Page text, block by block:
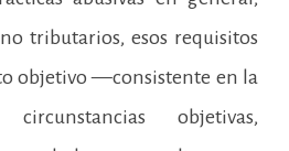
tributarios, esos requisitos
objetivo —consistente en la
objetivas,